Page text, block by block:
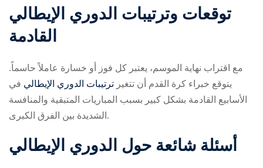
توقعات وترتيبات الدوري الإيطالي
القادمة
مع اقتراب نهاية الموسم، يعتبر كل فوز أو خسارة عاملاً حاسماً.
يتوقع خبراء كرة القدم أن تتغير ترتيبات الدوري الإيطالي في
الأسابيع القادمة بشكل كبير بسبب المباريات المتبقية والمنافسة
الشديدة بين الفرق الكبرى.
أسئلة شائعة حول الدوري الإيطالي